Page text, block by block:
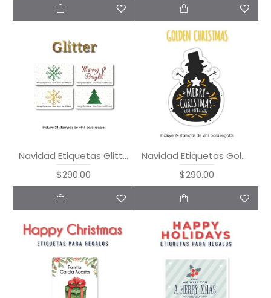
Navidad Etiquetas Glitter
$290.00
Navidad Etiquetas Golden Christmas
$290.00